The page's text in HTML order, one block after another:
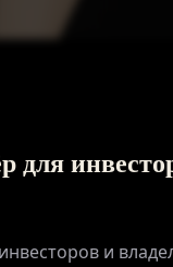
для
и